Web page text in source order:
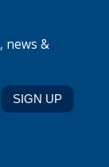
news &